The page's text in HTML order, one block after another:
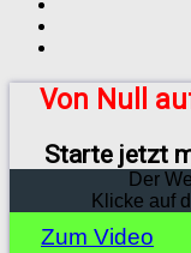
Von Null
Starte jetzt
Der
Klicke auf
Zum Video